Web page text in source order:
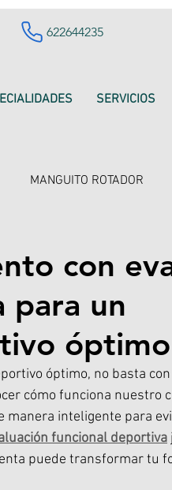
622644235
SERVICIOS
MANGUITO ROTADOR
con
para un
óptimo
óptimo, no basta
cómo funciona nuestro
inteligente para
funcional deportiva
puede transformar tu